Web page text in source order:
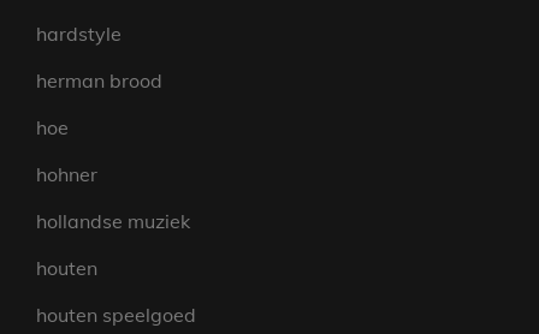
hardstyle
herman brood
hoe
hohner
hollandse muziek
houten
houten speelgoed